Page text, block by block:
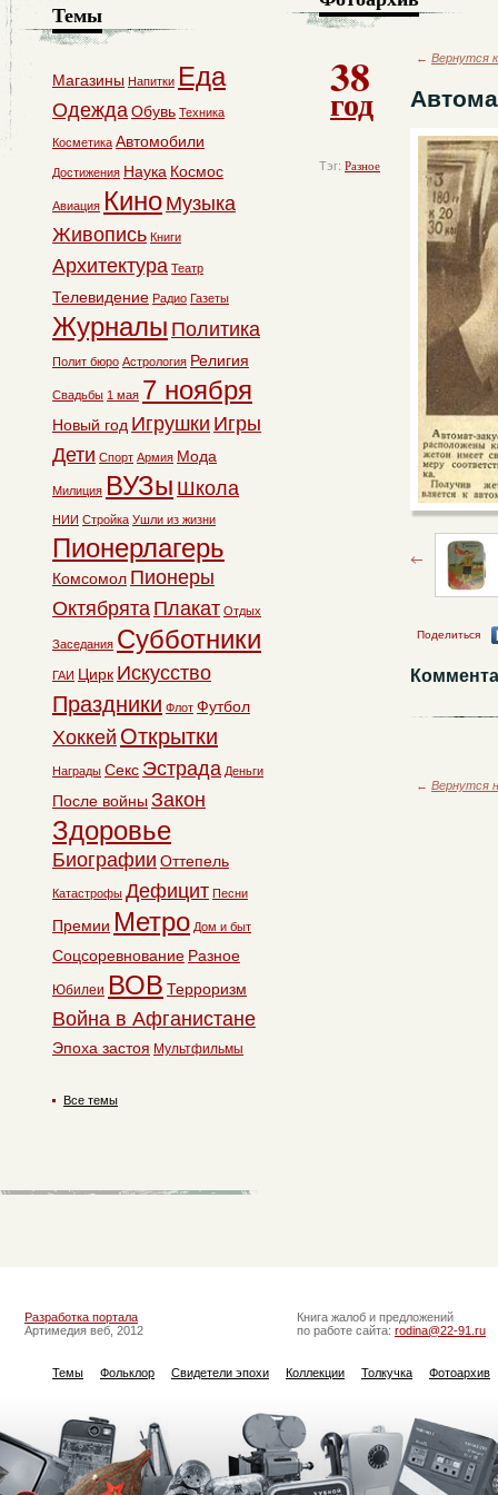
38
год
Тэг: Разное
← Вернутся
Поделиться
← Вернутся
Темы
Магазины Напитки Еда
ОдеждаОбувь Техника
Косметика Автомобили
Достижения Наука Космос
Авиация Кино Музыка
Живопись Книги
Архитектура Театр
Телевидение Радио Газеты
Журналы Политика
Полит бюро Астрология Религия
Свадьбы 1 мая 7 ноября
Новый год Игрушки Игры
Дети Спорт Армия Мода
Милиция ВУЗы Школа
НИИ Стройка Ушли из жизни
Пионерлагерь
Комсомол Пионеры
Октябрята Плакат Отдых
Заседания Субботники
ГАИ Цирк Искусство
Праздники Флот Футбол
Хоккей Открытки
Награды Секс Эстрада Деньги
После войны Закон
Здоровье
Биографии Оттепель
Катастрофы Дефицит Песни
Премии Метро Дом и быт
Соцсоревнование Разное
Юбилеи ВОВ Терроризм
Война в Афганистане
Эпоха застоя Мультфильмы
Все темы
Разработка портала
Артимедия веб, 2012
Книга жалоб и предложений
по работе сайта: rodina@22-91.ru
Темы Фольклор Свидетели эпохи Коллекции Толкучка Фотоархив